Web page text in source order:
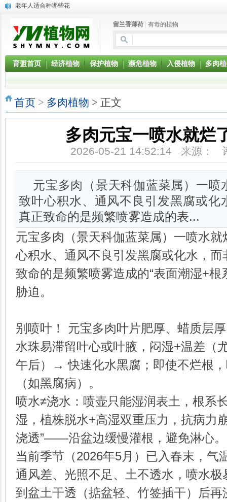
老年人适合种哪些花
燕子掌能净化空气吗?燕子掌的养殖方法
高钾型—15-9-27+TE：进口冲施肥料【瑞力宝】大量元素水溶肥
钾宝—14-6-40：进口冲施肥料【瑞力宝】大量元素水溶肥料
恶意入侵植物：垂序商陆
恶意入侵植物：喜旱莲子草
剧毒有机磷农药被当成有机肥料用
留兰香薄荷 有毒的植物
育盟首页 经济植物 保护植物 濒危植物 入侵植物 多肉
首页 > 多肉植物 > 正文
多肉元宝一喷水就烂
2026-05-21 14:52:14 来源：
元宝多肉（景天科伽蓝菜属）一喷
致叶心积水、通风不良引发黑腐或
真正致命的是频繁喷雾造成的表...
元宝多肉（景天科伽蓝菜属）一喷水
心积水、通风不良引发黑腐或化水，
致命的是频繁喷雾造成的“表面潮湿+根
胁迫。‌‌‌
别喷叶！‌ 元宝多肉叶片肥厚、蜡质层
水珠易滞留叶心或叶腋，闷湿+温差（
午后）→ 快速化水黑腐‌；即使不烂根
（如黑腐病）。
喷水≠浇水‌：喷壶只能湿润表土，根系
湿，植株脱水+高湿双重压力，抗病力
浇透”——沿盆边缓慢灌根，避免淋心‌。
当前季节（2026年5月）已入春末，气
通风差、光照不足、土不透水，喷水
到‌盆土干透（掂盆轻、竹签插干）后